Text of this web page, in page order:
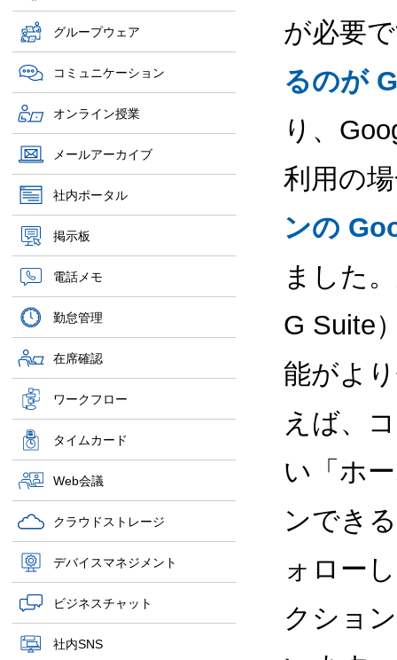
グループウェア
コミュニケーション
オンライン授業
メールアーカイブ
社内ポータル
掲示板
電話メモ
勤怠管理
在席確認
ワークフロー
タイムカード
Web会議
クラウドストレージ
デバイスマネジメント
ビジネスチャット
社内SNS
が必要
るのが
り、
利用の
ンの
ました
G Suite
能がよ
えば、
い「ホ
ンでき
ォロー
クショ